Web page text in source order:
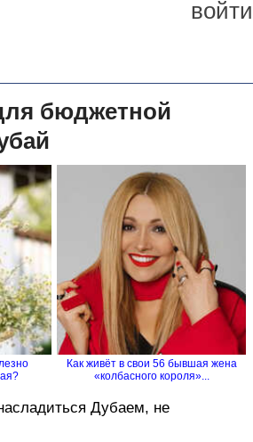
войти
бюджетной
Как живёт в свои 56 бывшая жена
«колбасного короля»...
Дубаем, не